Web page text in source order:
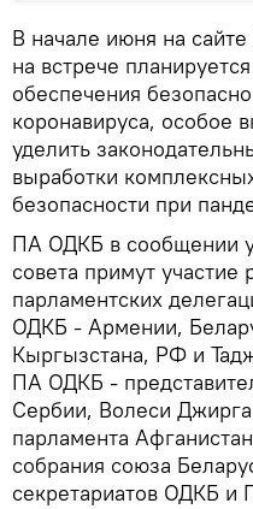
В начале июня на
на встрече
обеспечения
коронавируса, особое
уделить
выработки
безопасности при
ПА ОДКБ в сообщении
совета примут участие
парламентских
ОДКБ - Армении,
Кыргызстана, РФ и
ПА ОДКБ -
Сербии, Волеси
парламента
собрания союза
секретариатов ОДКБ